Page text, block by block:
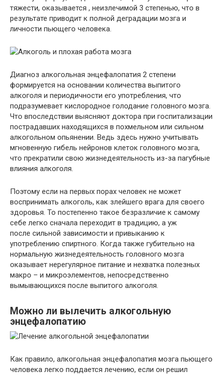
тяжести, оказывается , неизлечимой 3 степенью, что в
результате приводит к полной деградации мозга и
личности пьющего человека.
Диагноз алкогольная энцефалопатия 2 степени
формируется на основании количества выпитого
алкоголя и периодичности его употребления, что
подразумевает кислородное голодание головного мозга.
Что впоследствии выясняют доктора при госпитализации
пострадавших находящихся в похмельном или сильном
алкогольном опьянении. Ведь здесь нужно учитывать
мгновенную гибель нейронов клеток головного мозга,
что прекратили свою жизнедеятельность из-за пагубные
влияния алкоголя.
Поэтому если на первых порах человек не может
воспринимать алкоголь, как злейшего врага для своего
здоровья. То постепенно такое безразличие к самому
себе легко сначала переходит в традицию, а уж
после сильной зависимости и привыканию к
употреблению спиртного. Когда также губительно на
нормальную жизнедеятельность головного мозга
оказывает нерегулярное питание и нехватка полезных
макро – и микроэлементов, непосредственно
вымывающихся после выпитого алкоголя.
Можно ли вылечить алкогольную
энцефалопатию
Как правило, алкогольная энцефалопатия мозга пьющего
человека легко поддается лечению, если он решил